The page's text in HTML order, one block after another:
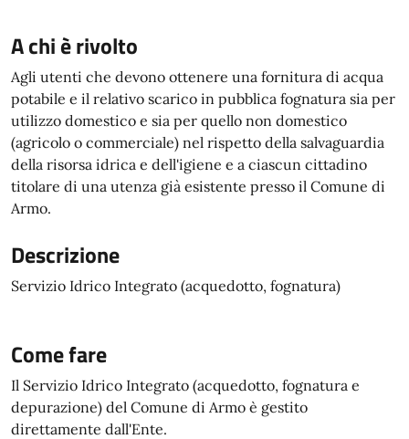
A chi è rivolto
Agli utenti che devono ottenere una fornitura di acqua
potabile e il relativo scarico in pubblica fognatura sia per
utilizzo domestico e sia per quello non domestico
(agricolo o commerciale) nel rispetto della salvaguardia
della risorsa idrica e dell'igiene e a ciascun cittadino
titolare di una utenza già esistente presso il Comune di
Armo.
Descrizione
Servizio Idrico Integrato (acquedotto, fognatura)
Come fare
Il Servizio Idrico Integrato (acquedotto, fognatura e
depurazione) del Comune di Armo è gestito
direttamente dall'Ente.